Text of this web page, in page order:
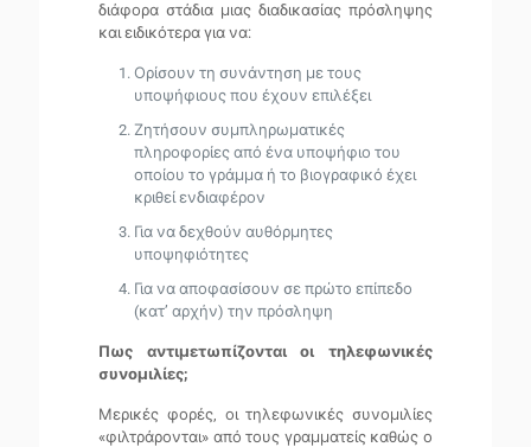
διάφορα στάδια μιας διαδικασίας πρόσληψης
και ειδικότερα για να:
Ορίσουν τη συνάντηση με τους
υποψήφιους που έχουν επιλέξει
Ζητήσουν συμπληρωματικές
πληροφορίες από ένα υποψήφιο του
οποίου το γράμμα ή το βιογραφικό έχει
κριθεί ενδιαφέρον
Για να δεχθούν αυθόρμητες
υποψηφιότητες
Για να αποφασίσουν σε πρώτο επίπεδο
(κατ’ αρχήν) την πρόσληψη
Πως αντιμετωπίζονται οι τηλεφωνικές
συνομιλίες;
Μερικές φορές, οι τηλεφωνικές συνομιλίες
«φιλτράρονται» από τους γραμματείς καθώς ο